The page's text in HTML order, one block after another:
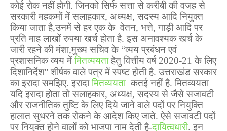
कोई रोक नहीं होगी. जिनको सिर्फ सत्ता से करीबी की वजह से
सरकारी महकमों में सलाहकार, अध्यक्ष, सदस्य आदि नियुक्त
किया जाता है,उनमें से हर एक के वेतन, भत्ते, गाड़ी आदि पर
प्रति माह लाखों रुपया खर्च होता है. इस अनावश्यक खर्च के
जारी रहने की मंशा,मुख्य सचिव के “व्यय प्रबंधन एवं
प्रशासनिक व्यय मेंमितव्ययताहेतु वित्तीय वर्ष 2020-21 के लिए
दिशानिर्देश” शीर्षक वाले पत्र में स्पष्ट होती है. उत्तराखंड सरकार
का इरादा समझिए. इरादामितव्ययताकतई नहीं है. मितव्ययता
यदि इरादा होता तो सलाहकार, अध्यक्ष, सदस्य से जैसे सजावटी
और राजनीतिक तुष्टि के लिए दिये जाने वाले पदों पर नियुक्ति
हालात सुधरने तक रोकने के आदेश किए जाते. ऐसे सजावटी पदों
पर नियुक्त होने वालों को भाजपा नाम देती है-दायित्वधारी. इन